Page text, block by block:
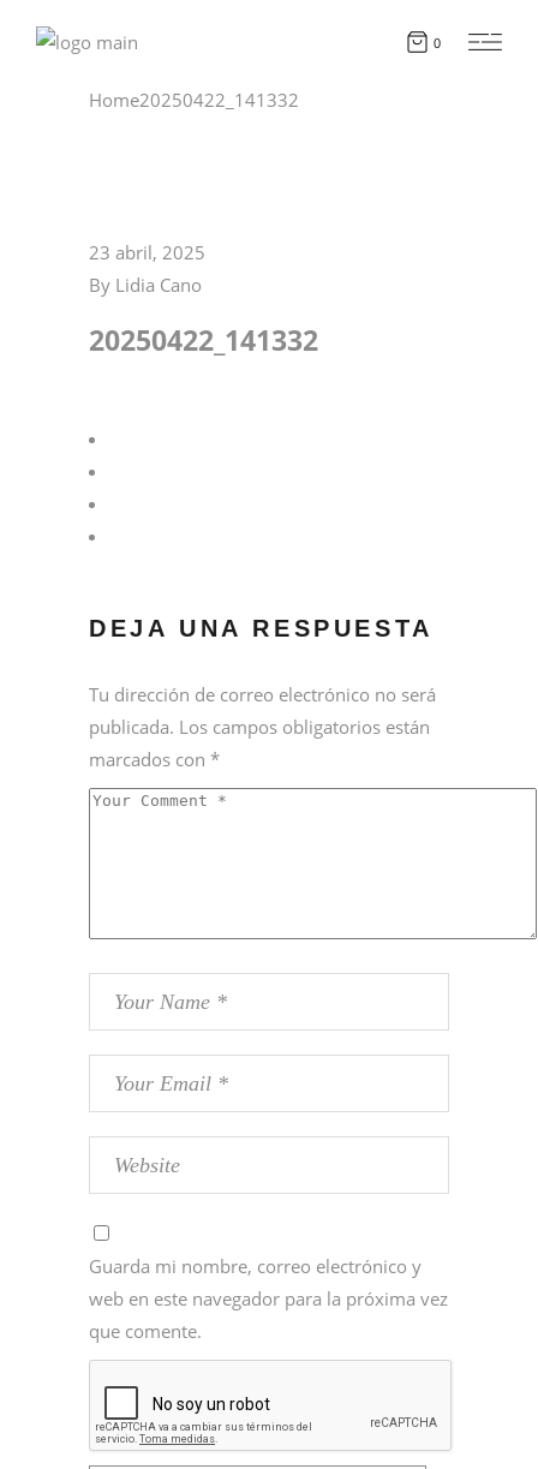
0
Home20250422_141332
23 abril, 2025
By Lidia Cano
20250422_141332
DEJA UNA RESPUESTA
Tu dirección de correo electrónico no será
publicada. Los campos obligatorios están
marcados con *
Guarda mi nombre, correo electrónico y
web en este navegador para la próxima vez
que comente.